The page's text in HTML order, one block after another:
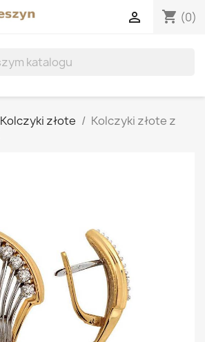
shopping_cart (0)

Kolczyki złote
Kolczyki złote z